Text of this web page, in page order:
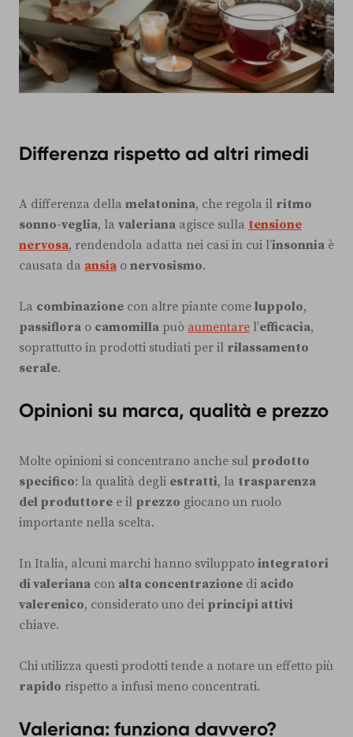
Differenza rispetto ad altri rimedi
A differenza della melatonina, che regola il ritmo
sonno-veglia, la valeriana agisce sulla tensione
nervosa, rendendola adatta nei casi in cui l’insonnia è
causata da ansia o nervosismo.
La combinazione con altre piante come luppolo,
passiflora o camomilla può aumentare l’efficacia,
soprattutto in prodotti studiati per il rilassamento
serale.
Opinioni su marca, qualità e prezzo
Molte opinioni si concentrano anche sul prodotto
specifico: la qualità degli estratti, la trasparenza
del produttore e il prezzo giocano un ruolo
importante nella scelta.
In Italia, alcuni marchi hanno sviluppato integratori
di valeriana con alta concentrazione di acido
valerenico, considerato uno dei principi attivi
chiave.
Chi utilizza questi prodotti tende a notare un effetto più
rapido rispetto a infusi meno concentrati.
Valeriana: funziona davvero?